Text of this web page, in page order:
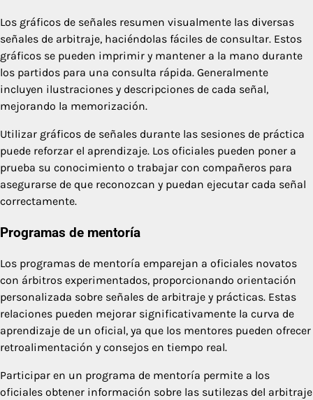
Los gráficos de señales resumen visualmente las diversas
señales de arbitraje, haciéndolas fáciles de consultar. Estos
gráficos se pueden imprimir y mantener a la mano durante
los partidos para una consulta rápida. Generalmente
incluyen ilustraciones y descripciones de cada señal,
mejorando la memorización.
Utilizar gráficos de señales durante las sesiones de práctica
puede reforzar el aprendizaje. Los oficiales pueden poner a
prueba su conocimiento o trabajar con compañeros para
asegurarse de que reconozcan y puedan ejecutar cada señal
correctamente.
Programas de mentoría
Los programas de mentoría emparejan a oficiales novatos
con árbitros experimentados, proporcionando orientación
personalizada sobre señales de arbitraje y prácticas. Estas
relaciones pueden mejorar significativamente la curva de
aprendizaje de un oficial, ya que los mentores pueden ofrecer
retroalimentación y consejos en tiempo real.
Participar en un programa de mentoría permite a los
oficiales obtener información sobre las sutilezas del arbitraje